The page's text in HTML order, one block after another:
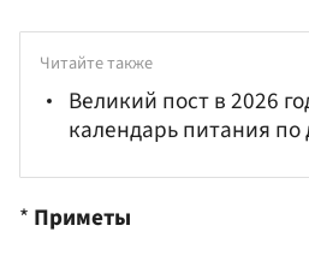
Читайте также
Великий пост в 2026
календарь питания по
* Приметы